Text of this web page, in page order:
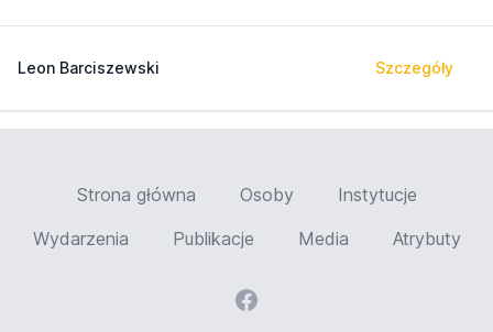
Leon Barciszewski Szczegóły
Strona główna Osoby
Instytucje
Wydarzenia
Publikacje Media Atrybuty